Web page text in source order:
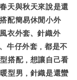
天與秋天來說是還
配簡易休閒小外
衣外套、針織外
牛仔外套，都是不
搭配，想讓自己看
型男，針織是還蠻